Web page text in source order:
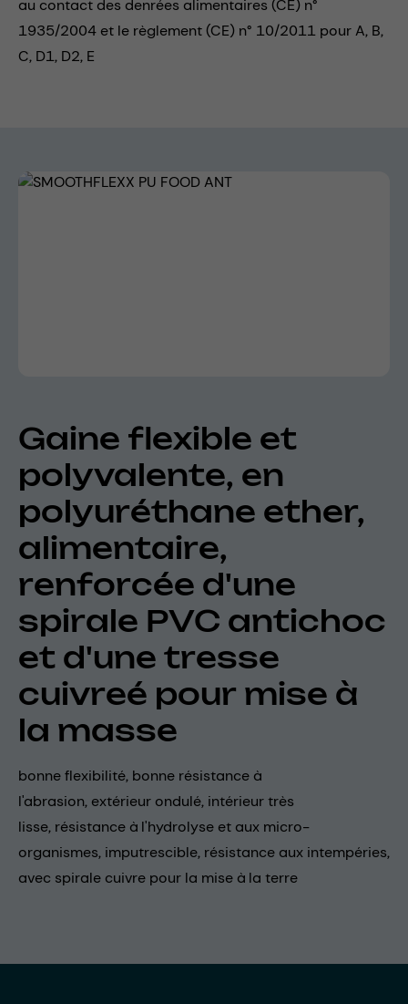
au contact des denrées alimentaires (CE) n°
1935/2004 et le règlement (CE) n° 10/2011 pour A, B,
C, D1, D2, E
Skip image gallery
Gaine flexible et
polyvalente, en
polyuréthane ether,
alimentaire,
renforcée d'une
spirale PVC antichoc
et d'une tresse
cuivreé pour mise à
la masse
bonne flexibilité, bonne résistance à
l'abrasion, extérieur ondulé, intérieur très
lisse, résistance à l'hydrolyse et aux micro-
organismes, imputrescible, résistance aux intempéries,
avec spirale cuivre pour la mise à la terre